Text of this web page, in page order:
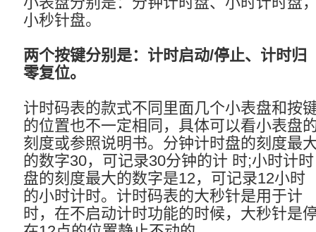
小秒针盘。
两个按键分别是：计时启动/停止、计时归
零复位。
计时码表的款式不同里面几个小表盘和按
的位置也不一定相同，具体可以看小表盘
刻度或参照说明书。分钟计时盘的刻度最
的数字30，可记录30分钟的计 时;小时计时
盘的刻度最大的数字是12，可记录12小时
的小时计时。计时码表的大秒针是用于计
时，在不启动计时功能的时候，大秒针是